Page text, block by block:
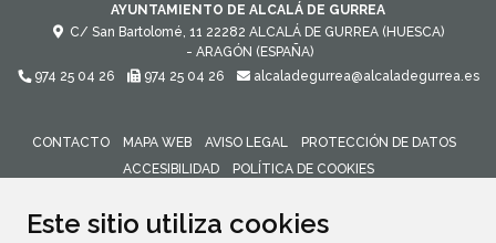
Este sitio utiliza cookies
AYUNTAMIENTO DE ALCALÁ DE GURREA
C/ San Bartolomé, 11 22282 ALCALÁ DE GURREA (HUESCA)
- ARAGÓN (ESPAÑA)
974 25 04 26
974 25 04 26 alcaladegurrea@alcaladegurrea.es
CONTACTO MAPA WEB AVISO LEGAL
PROTECCIÓN DE DATOS
ACCESIBILIDAD
POLÍTICA DE COOKIES